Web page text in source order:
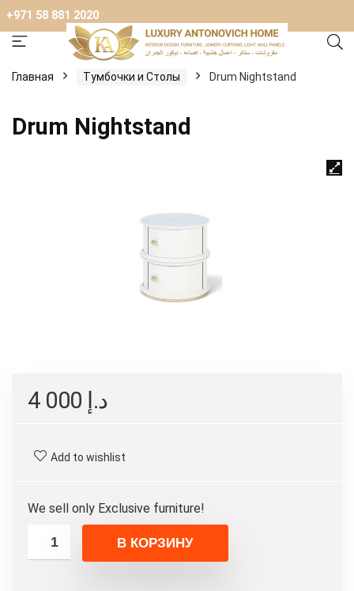
+971 58 881 2020
Главная Тумбочки и Столы Drum Nightstand
Drum Nightstand
د.إ
Add to wishlist
We sell only Exclusive furniture!
В КОРЗИНУ